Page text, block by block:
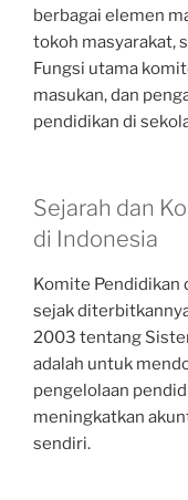
berbagai elemen
tokoh masyarakat,
Fungsi utama
masukan, dan
pendidikan di
Sejarah dan
di Indonesia
Komite Pendidikan
sejak
2003 tentang
adalah untuk
pengelolaan
meningkatkan
sendiri.